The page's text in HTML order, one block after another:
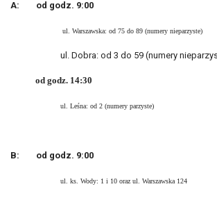
A: od godz. 9:00
ul. Warszawska: od 75 do 89 (numery nieparzyste)
ul. Dobra: od 3 do 59 (numery
od godz. 14:30
ul. Leśna: od 2 (numery parzyste)
B: od godz. 9:00
ul. ks. Wody: 1 i 10 oraz ul. Warszawska 124